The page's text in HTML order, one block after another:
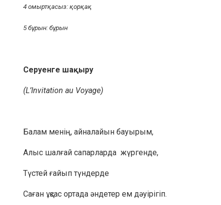
4 омыртқасыз: қорқақ
5 бұрын: бұрын
Серуенге шақыру
(L’Invitation au Voyage)
Балам менің, айналайын бауырым,
Алыс шалғай сапарларда жүргенде,
Түстей ғайып түндерде
Саған ұқсас ортада әндетер ем дәуірігіп.